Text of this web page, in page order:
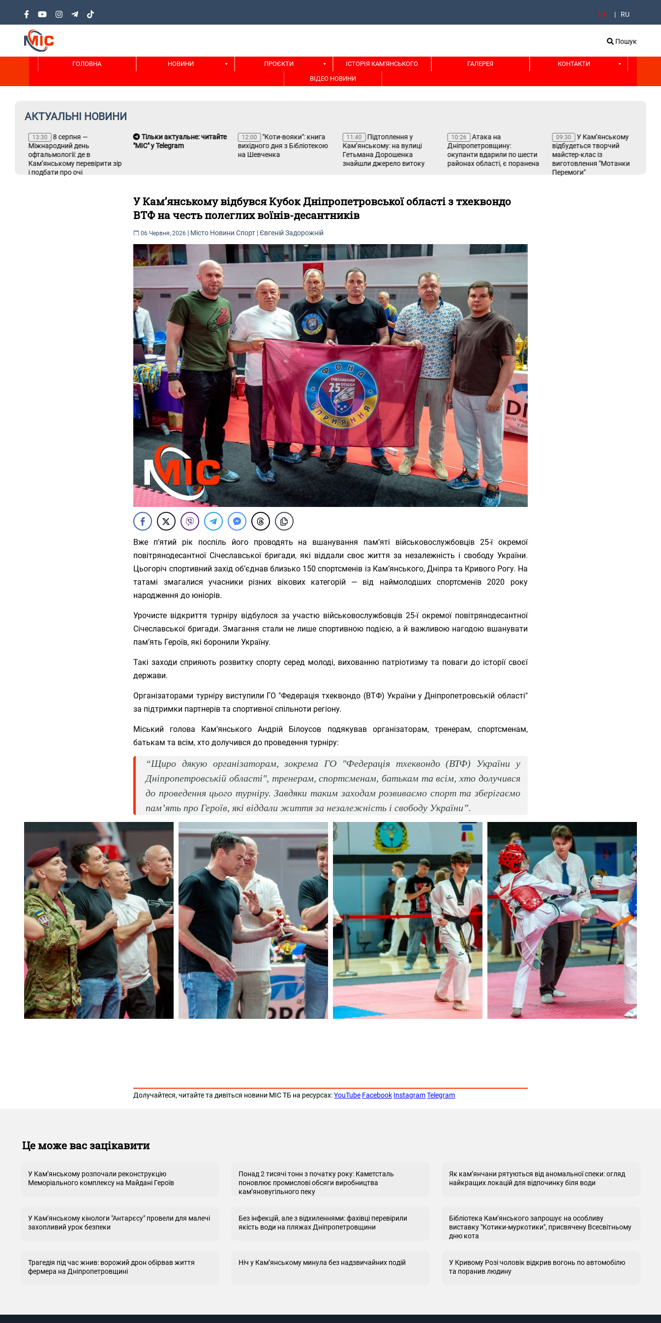
UA RU
Пошук
ГОЛОВНА НОВИНИ ПРОЄКТИ ІСТОРІЯ КАМ'ЯНСЬКОГО ГАЛЕРЕЯ
КОНТАКТИ
ВІДЕО НОВИНИ
АКТУАЛЬНІ НОВИНИ
13:30 8 серпня —
Міжнародний день
офтальмології: де в
Кам’янському перевірити зір
і подбати про очі
Тільки актуальне: читайте
"МІС" у Telegram
12:00 "Коти-вояки": книга
вихідного дня з Бібліотекою
на Шевченка
11:40 Підтоплення у
Кам’янському: на вулиці
Гетьмана Дорошенка
знайшли джерело витоку
10:26 Атака на
Дніпропетровщину:
окупанти вдарили по шести
районах області, є поранена
09:30 У Кам’янському
відбудеться творчий
майстер-клас із
виготовлення "Мотанки
Перемоги"
У Кам’янському відбувся Кубок Дніпропетровської області з тхеквондо
ВТФ на честь полеглих воїнів-десантників
06 Червня, 2026 | Місто Новини Спорт |Євгеній Задорожній
Вже п’ятий рік поспіль його проводять на вшанування пам’яті військовослужбовців 25-ї окремої
повітрянодесантної Січеславської бригади, які віддали своє життя за незалежність і свободу України.
Цьогоріч спортивний захід об’єднав близько 150 спортсменів із Кам’янського, Дніпра та Кривого Рогу. На
татамі змагалися учасники різних вікових категорій — від наймолодших спортсменів 2020 року
народження до юніорів.
Урочисте відкриття турніру відбулося за участю військовослужбовців 25-ї окремої повітрянодесантної
Січеславської бригади. Змагання стали не лише спортивною подією, а й важливою нагодою вшанувати
пам’ять Героїв, які боронили Україну.
Такі заходи сприяють розвитку спорту серед молоді, вихованню патріотизму та поваги до історії своєї
держави.
Організаторами турніру виступили ГО "Федерація тхеквондо (ВТФ) України у Дніпропетровській області"
за підтримки партнерів та спортивної спільноти регіону.
Міський голова Кам’янського Андрій Білоусов подякував організаторам, тренерам, спортсменам,
батькам та всім, хто долучився до проведення турніру:
“Щиро дякую організаторам, зокрема ГО "Федерація тхеквондо (ВТФ) України у
Дніпропетровській області", тренерам, спортсменам, батькам та всім, хто долучився
до проведення цього турніру. Завдяки таким заходам розвиваємо спорт та зберігаємо
пам’ять про Героїв, які віддали життя за незалежність і свободу України”.
Долучайтеся, читайте та дивіться новини МІС ТБ на ресурсах:YouTube Facebook Instagram Telegram
Це може вас зацікавити
У Кам’янському розпочали реконструкцію
Меморіального комплексу на Майдані Героїв
Понад 2 тисячі тонн з початку року: Каметсталь
поновлює промислові обсяги виробництва
кам’яновугільного пеку
Як кам’янчани рятуються від аномальної спеки: огляд
найкращих локацій для відпочинку біля води
У Кам’янському кінологи "Антарєсу" провели для малечі
захопливий урок безпеки
Без інфекцій, але з відхиленнями: фахівці перевірили
якість води на пляжах Дніпропетровщини
Бібліотека Кам’янського запрошує на особливу
виставку "Котики-муркотики", присвячену Всесвітньому
дню кота
Трагедія під час жнив: ворожий дрон обірвав життя
фермера на Дніпропетровщині
Ніч у Кам’янському минула без надзвичайних подій
У Кривому Розі чоловік відкрив вогонь по автомобілю
та поранив людину